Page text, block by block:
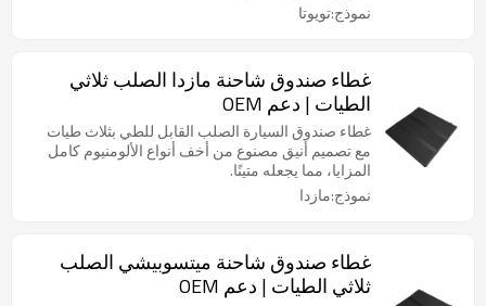
نموذج:تويوتا
غطاء صندوق شاحنة مازدا الصلب ثلاثي
الطيات | دعم OEM
غطاء صندوق السيارة الصلب القابل للطي بثلاث طيات
مع تصميم أنيق مصنوع من أخف أنواع الألومنيوم كامل
المزايا، مما يجعله متينًا.
نموذج:مازدا
غطاء صندوق شاحنة ميتسوبيشي الصلب
ثلاثي الطيات | دعم OEM